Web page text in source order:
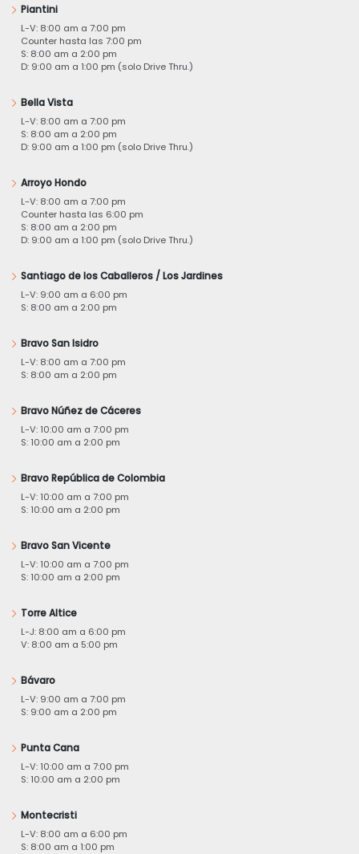
Piantini
L-V: 8:00 am a 7:00 pm
Counter hasta las 7:00 pm
S: 8:00 am a 2:00 pm
D: 9:00 am a 1:00 pm (solo Drive Thru.)
Bella Vista
L-V: 8:00 am a 7:00 pm
S: 8:00 am a 2:00 pm
D: 9:00 am a 1:00 pm (solo Drive Thru.)
Arroyo Hondo
L-V: 8:00 am a 7:00 pm
Counter hasta las 6:00 pm
S: 8:00 am a 2:00 pm
D: 9:00 am a 1:00 pm (solo Drive Thru.)
Santiago de los Caballeros / Los Jardines
L-V: 9:00 am a 6:00 pm
S: 8:00 am a 2:00 pm
Bravo San Isidro
L-V: 8:00 am a 7:00 pm
S: 8:00 am a 2:00 pm
Bravo Núñez de Cáceres
L-V: 10:00 am a 7:00 pm
S: 10:00 am a 2:00 pm
Bravo República de Colombia
L-V: 10:00 am a 7:00 pm
S: 10:00 am a 2:00 pm
Bravo San Vicente
L-V: 10:00 am a 7:00 pm
S: 10:00 am a 2:00 pm
Torre Altice
L-J: 8:00 am a 6:00 pm
V: 8:00 am a 5:00 pm
Bávaro
L-V: 9:00 am a 7:00 pm
S: 9:00 am a 2:00 pm
Punta Cana
L-V: 10:00 am a 7:00 pm
S: 10:00 am a 2:00 pm
Montecristi
L-V: 8:00 am a 6:00 pm
S: 8:00 am a 1:00 pm